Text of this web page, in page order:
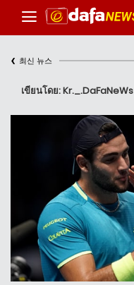
‹ 최신 뉴스
เขียนโดย: Kr._.DaFaNeWs